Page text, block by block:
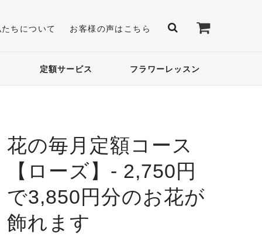
たちについて お客様の声はこちら
定額サービス フラワーレッスン
花の毎月定額コース
【ローズ】- 2,750円
で3,850円分のお花が
飾れます